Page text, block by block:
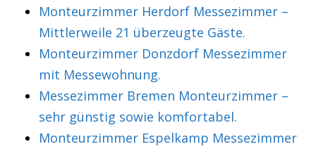
Monteurzimmer Herdorf Messezimmer –
Mittlerweile 21 überzeugte Gäste.
Monteurzimmer Donzdorf Messezimmer
mit Messewohnung.
Messezimmer Bremen Monteurzimmer –
sehr günstig sowie komfortabel.
Monteurzimmer Espelkamp Messezimmer